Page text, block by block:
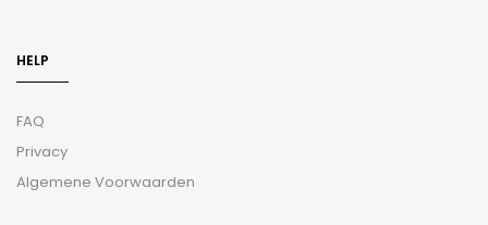
HELP
FAQ
Privacy
Algemene Voorwaarden